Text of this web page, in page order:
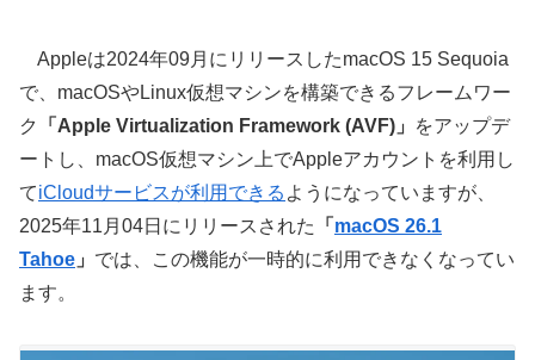
Appleは2024年09月にリリースしたmacOS 15 Sequoia
で、macOSやLinux仮想マシンを構築できるフレームワー
ク
「Apple Virtualization Framework (AVF)」
をアップデ
ートし、macOS仮想マシン上でAppleアカウントを利用し
てiCloudサービスが利用できる ようになっていますが、
2025年11月04日にリリースされた
「 macOS 26.1
Tahoe 」 では、この機能が一時的に利用できなくなってい
ます。